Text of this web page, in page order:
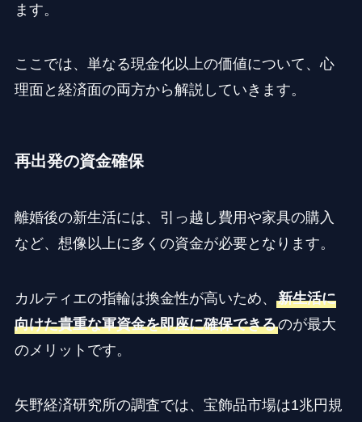
ます。
ここでは、単なる現金化以上の価値について、心
理面と経済面の両方から解説していきます。
再出発の資金確保
離婚後の新生活には、引っ越し費用や家具の購入
など、想像以上に多くの資金が必要となります。
カルティエの指輪は換金性が高いため、 新生活に
向けた貴重な軍資金を即座に確保できるのが最大
のメリットです。
矢野経済研究所の調査では、宝飾品市場は1兆円規